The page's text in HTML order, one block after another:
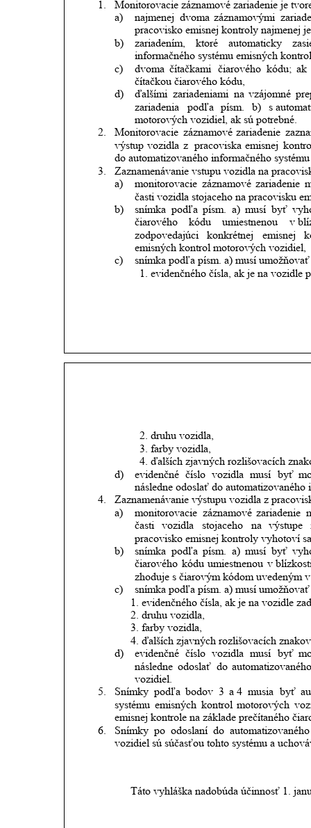
1.
Monitorovacie záznamové zariadenie je
a)
najmenej dvoma záznamovými
pracovisko emisnej kontroly najmenej
b)
zariadením, ktoré automaticky
informačného systému emisných
c)
dvoma čítačkami čiarového kódu; ak
čítačkou čiarového kódu,
d)
ďalšími zariadeniami na vzájomné
zariadenia
podľa písm. b)
s
motorových vozidiel, ak sú potrebné.
2.
Monitorovacie záznamové zariadenie
výstup vozidla z pracoviska emisnej
do automatizovaného informačného
3.
Zaznamenávanie vstupu vozidla na
a)
monitorovacie záznamové zariadenie
časti vozidla stojaceho na pracovisku
b)
snímka podľa písm. a) musí byť
čiarového
kódu umiestnenou
v
zodpovedajúci
konkrétnej emisnej
emisných kontrol motorových vozidiel,
c)
snímka podľa písm. a) musí
1. evidenčného čísla, ak je na vozidle
2. druhu vozidla,
3. farby vozidla,
4. ďalších zjavných rozlišovacích
d)
evidenčné číslo vozidla musí byť
následne odoslať do
4.
Zaznamenávanie výstupu vozidla z
a)
monitorovacie záznamové zariadenie
časti
vozidla stojaceho na výstupe
pracovisko emisnej kontroly vyhotoví
b)
snímka podľa písm. a) musí byť
čiarového kódu umiestnenou v
zhoduje s čiarovým kódom uvedeným
c)
snímka podľa písm. a) musí
1. evidenčného čísla, ak je na vozidle
2. druhu vozidla,
3. farby vozidla,
4. ďalších zjavných rozlišovacích
d)
evidenčné číslo vozidla musí byť
následne odoslať do
vozidiel.
5.
Snímky podľa bodov 3 a 4 musia byť
systému emisných kontrol motorových
emisnej kontrole na základe prečítaného
6.
Snímky po odoslaní do automatizovaného
vozidiel sú súčasťou tohto systému a
Táto vyhláška nadobúda účinnosť 1.